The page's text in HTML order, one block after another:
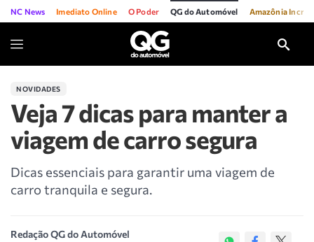
NC News Imediato Online O Poder QG do Automóvel Amazônia
NOVIDADES
Veja 7 dicas para manter a
viagem de carro segura
Dicas essenciais para garantir uma viagem de
carro tranquila e segura.
Redação QG do Automóvel